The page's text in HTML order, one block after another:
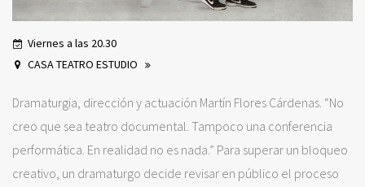
Viernes a las 20.30
CASA TEATRO ESTUDIO
Dramaturgia, dirección y actuación Martín Flores Cárdenas. “No
creo que sea teatro documental. Tampoco una conferencia
performática. En realidad no es nada.” Para superar un bloqueo
creativo, un dramaturgo decide revisar en público el proceso